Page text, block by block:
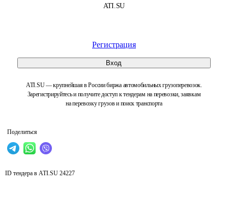
ATI.SU
Регистрация
Вход
ATI.SU — крупнейшая в России биржа автомобильных грузоперевозок.
Зарегистрируйтесь и получите доступ к тендерам на перевозки, заявкам
на перевозку грузов и поиск транспорта
Поделиться
ID тендера в ATI.SU 24227